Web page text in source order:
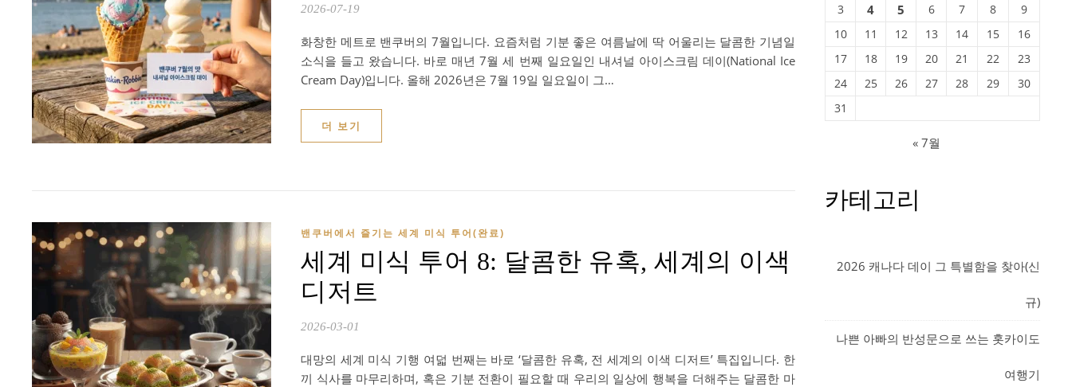
2026-07-19
화창한 메트로 밴쿠버의 7월입니다. 요즘처럼 기분 좋은 여름날에 딱 어울리는 달콤한 기념일
소식을 들고 왔습니다. 바로 매년 7월 세 번째 일요일인 내셔널 아이스크림 데이(National Ice
Cream Day)입니다. 올해 2026년은 7월 19일 일요일이 그…
더 보기
밴쿠버에서 즐기는 세계 미식 투어(완료)
세계 미식 투어 8: 달콤한 유혹, 세계의 이색
디저트
2026-03-01
대망의 세계 미식 기행 여덟 번째는 바로 ‘달콤한 유혹, 전 세계의 이색 디저트’ 특집입니다. 한
끼 식사를 마무리하며, 혹은 기분 전환이 필요할 때 우리의 일상에 행복을 더해주는 달콤한 마
3 4 5 6 7 8
9
10
11 12 13 14 15
16
17
18 19 20 21 22
23
24
25 26 27 28 29
30
31
« 7월
카테고리
2026 캐나다 데이 그 특별함을 찾아(신
규)
나쁜 아빠의 반성문으로 쓰는 홋카이도
여행기